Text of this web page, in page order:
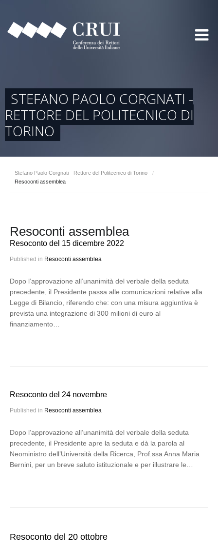
STEFANO PAOLO CORGNATI -
RETTORE DEL POLITECNICO DI
TORINO
Stefano Paolo Corgnati - Rettore del Politecnico di Torino
/
Resoconti assemblea
Resoconti assemblea
Resoconto del 15 dicembre 2022
Published in Resoconti assemblea
Dopo l’approvazione all’unanimità del verbale della seduta
precedente, il Presidente passa alle comunicazioni relative alla
Legge di Bilancio, riferendo che: con una misura aggiuntiva è
prevista una integrazione di 300 milioni di euro al
finanziamento…
Resoconto del 24 novembre
Published in Resoconti assemblea
Dopo l’approvazione all’unanimità del verbale della seduta
precedente, il Presidente apre la seduta e dà la parola al
Neoministro dell’Università della Ricerca, Prof.ssa Anna Maria
Bernini, per un breve saluto istituzionale e per illustrare le…
Resoconto del 20 ottobre